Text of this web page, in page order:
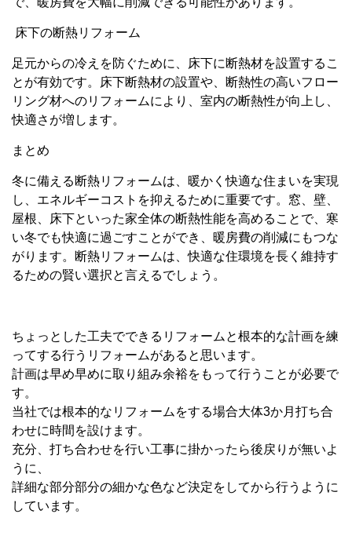
床下の断熱リフォーム
足元からの冷えを防ぐために、床下に断熱材を設置するこ
とが有効です。床下断熱材の設置や、断熱性の高いフロー
リング材へのリフォームにより、室内の断熱性が向上し、
快適さが増します。
まとめ
冬に備える断熱リフォームは、暖かく快適な住まいを実現
し、エネルギーコストを抑えるために重要です。窓、壁、
屋根、床下といった家全体の断熱性能を高めることで、寒
い冬でも快適に過ごすことができ、暖房費の削減にもつな
がります。断熱リフォームは、快適な住環境を長く維持す
るための賢い選択と言えるでしょう。
ちょっとした工夫でできるリフォームと根本的な計画を練
ってする行うリフォームがあると思います。
計画は早め早めに取り組み余裕をもって行うことが必要で
す。
当社では根本的なリフォームをする場合大体3か月打ち合
わせに時間を設けます。
充分、打ち合わせを行い工事に掛かったら後戻りが無いよ
うに、
詳細な部分部分の細かな色など決定をしてから行うように
しています。